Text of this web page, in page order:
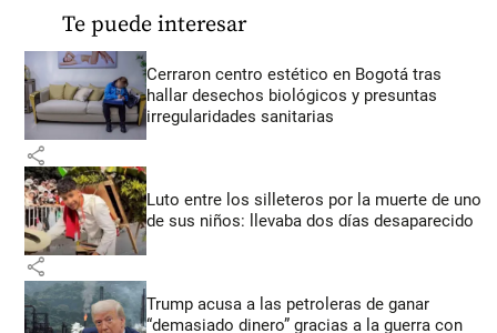
Te puede interesar
Cerraron centro estético en Bogotá tras
hallar desechos biológicos y presuntas
irregularidades sanitarias
share
Luto entre los silleteros por la muerte de uno
de sus niños: llevaba dos días desaparecido
share
Trump acusa a las petroleras de ganar
“demasiado dinero” gracias a la guerra con